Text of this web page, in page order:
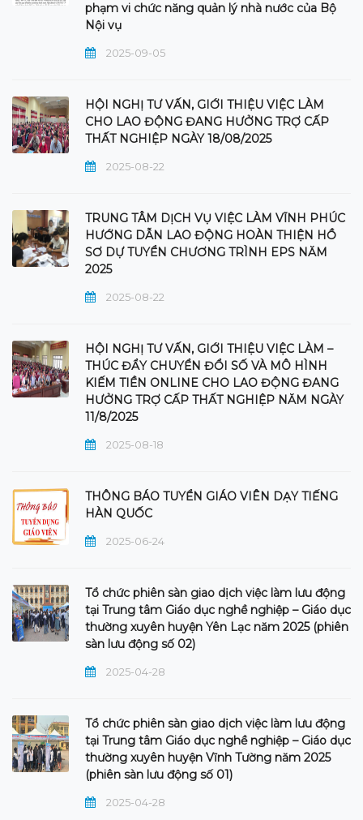
phạm vi chức năng quản lý nhà nước của Bộ
Nội vụ
2025-09-05
HỘI NGHỊ TƯ VẤN, GIỚI THIỆU VIỆC LÀM
CHO LAO ĐỘNG ĐANG HƯỞNG TRỢ CẤP
THẤT NGHIỆP NGÀY 18/08/2025
2025-08-22
TRUNG TÂM DỊCH VỤ VIỆC LÀM VĨNH PHÚC
HƯỚNG DẪN LAO ĐỘNG HOÀN THIỆN HỒ
SƠ DỰ TUYỂN CHƯƠNG TRÌNH EPS NĂM
2025
2025-08-22
HỘI NGHỊ TƯ VẤN, GIỚI THIỆU VIỆC LÀM –
THÚC ĐẨY CHUYỂN ĐỔI SỐ VÀ MÔ HÌNH
KIẾM TIỀN ONLINE CHO LAO ĐỘNG ĐANG
HƯỞNG TRỢ CẤP THẤT NGHIỆP NĂM NGÀY
11/8/2025
2025-08-18
THÔNG BÁO TUYỂN GIÁO VIÊN DẠY TIẾNG
HÀN QUỐC
2025-06-24
Tổ chức phiên sàn giao dịch việc làm lưu động
tại Trung tâm Giáo dục nghề nghiệp – Giáo dục
thường xuyên huyện Yên Lạc năm 2025 (phiên
sàn lưu động số 02)
2025-04-28
Tổ chức phiên sàn giao dịch việc làm lưu động
tại Trung tâm Giáo dục nghề nghiệp – Giáo dục
thường xuyên huyện Vĩnh Tường năm 2025
(phiên sàn lưu động số 01)
2025-04-28